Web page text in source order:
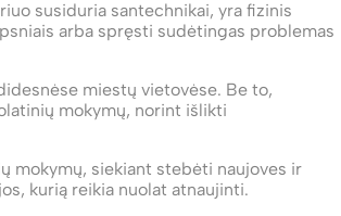
susiduria santechnikai, yra fizinis
arba spręsti sudėtingas problemas
miestų vietovėse. Be to,
mokymų, norint išlikti
mokymų, siekiant stebėti naujoves ir
kurią reikia nuolat atnaujinti.